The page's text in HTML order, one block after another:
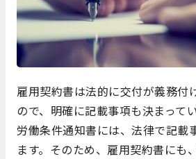
雇用契約書は法的に交付が義務付
ので、明確に記載事項も決まって
労働条件通知書には、法律で記載
ます。そのため、雇用契約書にも